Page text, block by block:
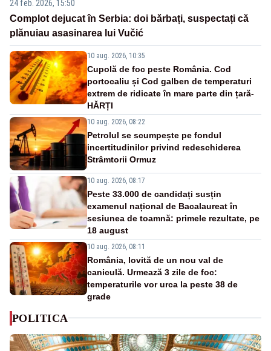
24 feb. 2026, 15:50
Complot dejucat în Serbia: doi bărbați, suspectați că
plănuiau asasinarea lui Vučić
10 aug. 2026, 10:35
Cupolă de foc peste România. Cod
portocaliu și Cod galben de temperaturi
extrem de ridicate în mare parte din țară-
HĂRȚI
10 aug. 2026, 08:22
Petrolul se scumpește pe fondul
incertitudinilor privind redeschiderea
Strâmtorii Ormuz
10 aug. 2026, 08:17
Peste 33.000 de candidați susțin
examenul național de Bacalaureat în
sesiunea de toamnă: primele rezultate, pe
18 august
10 aug. 2026, 08:11
România, lovită de un nou val de
caniculă. Urmează 3 zile de foc:
temperaturile vor urca la peste 38 de
grade
POLITICA